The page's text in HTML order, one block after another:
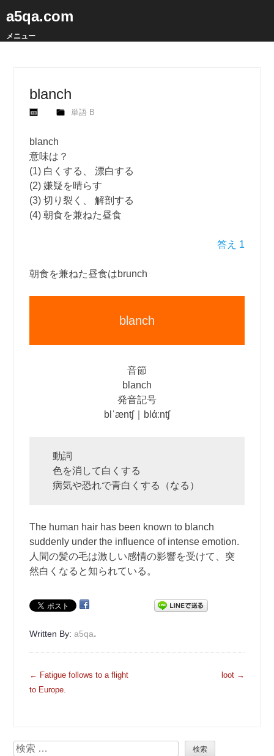
a5qa.com
メニュー
blanch
単語 B
blanch
意味は？
(1) 白くする、 漂白する
(2) 嫌疑を晴らす
(3) 切り裂く、 解剖する
(4) 朝食を兼ねた昼食
答え 1
朝食を兼ねた昼食はbrunch
blanch
音節
blanch
発音記号
blˈæntʃ｜blάːntʃ
動詞
色を消して白くする
病気や恐れで青白くする（なる）
The human hair has been known to blanch
suddenly under the influence of intense emotion.
人間の髪の毛は激しい感情の影響を受けて、突
然白くなると知られている。
Written By:a5qa.
投
稿
ー
← Fatigue follows to a flight
to Europe.
loot →
検